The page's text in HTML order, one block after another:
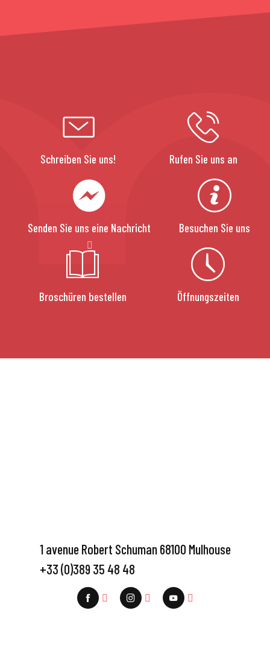
Schreiben Sie uns! Rufen Sie uns an
Senden Sie uns eine Nachricht Besuchen Sie uns
Broschüren bestellen Öffnungszeiten
1 avenue Robert Schuman 68100 Mulhouse
+33 (0)389 35 48 48